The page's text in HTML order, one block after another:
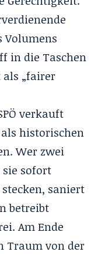
Volumens
in die Taschen
als „fairer
verkauft
historischen
Wer zwei
sofort
saniert
betreibt
Am Ende
Traum von der